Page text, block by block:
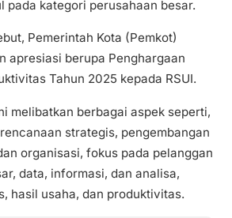
pada kategori perusahaan besar.
Pemerintah Kota (Pemkot)
apresiasi berupa Penghargaan
Tahun 2025 kepada RSUI.
melibatkan berbagai aspek seperti,
strategis, pengembangan
organisasi, fokus pada pelanggan
data, informasi, dan analisa,
hasil usaha, dan produktivitas.